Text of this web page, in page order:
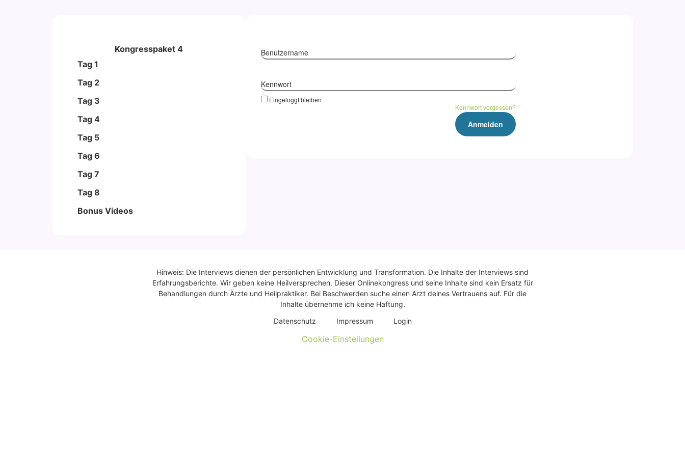
Kongresspaket 4
Tag 1
Tag 2
Tag 3
Tag 4
Tag 5
Tag 6
Tag 7
Tag 8
Bonus Vide­os
Benutzername
Kennwort
Eingeloggt bleiben
Kennwort vergessen?
Hinweis: Die Interviews dienen der persönlichen Entwicklung und Transformation. Die Inhalte der Interviews sind
Erfahrungsberichte. Wir geben keine Heilversprechen. Dieser Onlinekongress und seine Inhalte sind kein Ersatz für
Behandlungen durch Ärzte und Heilpraktiker. Bei Beschwerden suche einen Arzt deines Vertrauens auf. Für die
Inhalte übernehme ich keine Haftung.
Daten­schutz
Impres­sum Log­in
Cookie-Einstellungen